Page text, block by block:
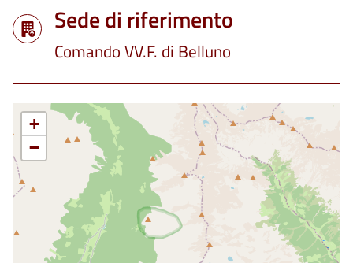
Sede di riferimento
Comando VV.F. di Belluno
+
−